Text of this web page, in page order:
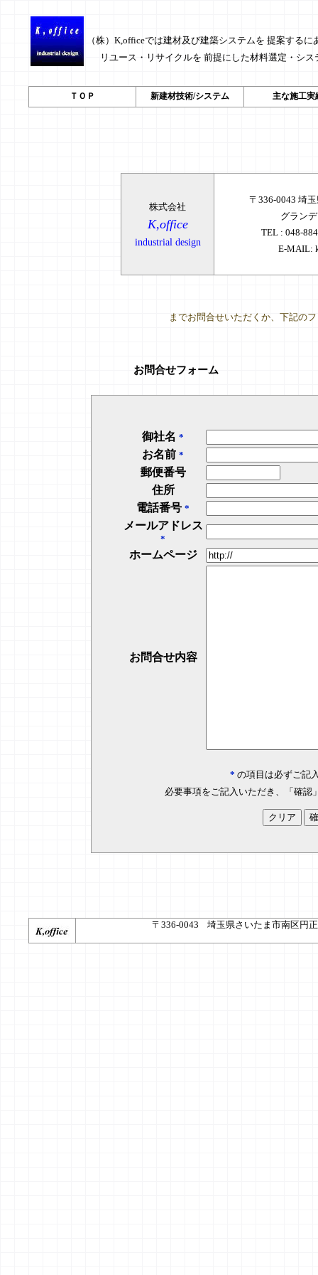
（株）K,officeでは建材及び建築システムを 提案するに
リユース・リサイクルを 前提にした材料選定・シ
ＴＯＰ 新建材技術/システム 主な施工実
株式会社
K,office
industrial design
〒336-0043 埼
グラン
TEL : 048-
E-MAIL:
までお問合せいただくか、下記の
お問合せフォーム
御社名 *
お名前 *
郵便番号
住所
電話番号 *
メールアドレス
*
ホームページ
お問合せ内容
* の項目は必ずご記
必要事項をご記入いただき、「確認
〒336-0043 埼玉県さいたま市南区円